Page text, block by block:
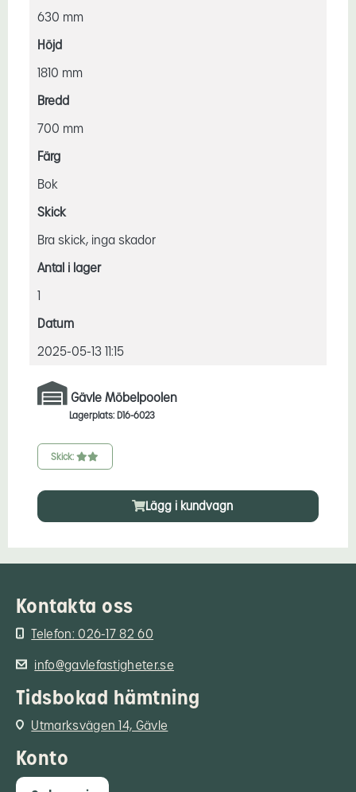
630 mm
Höjd
1810 mm
Bredd
700 mm
Färg
Bok
Skick
Bra skick, inga skador
Antal i lager
1
Datum
2025-05-13 11:15
Gävle Möbelpoolen
Lagerplats: D16-6023
Skick:
Lägg i kundvagn
Kontakta oss
Telefon: 026-17 82 60
info@gavlefastigheter.se
Tidsbokad hämtning
Utmarksvägen 14, Gävle
Konto